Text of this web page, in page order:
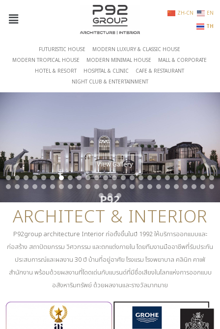
ZH-CN
EN
TH
FUTURISTIC HOUSE
MODERN LUXURY & CLASSIC HOUSE
MODERN TROPICAL HOUSE
MODERN MINIMAL HOUSE
MALL & CORPORATE
HOTEL & RESORT
HOSPITAL & CLINIC
CAFE & RESTAURANT
NIGHT CLUB & ENTERTAINMENT
View Gallery
ARCHITECT & INTERIOR
P92group architecture Interior ก่อตั้งขึ้นในปี 1992 ให้บริการออกแบบและ
ก่อสร้าง สถาปัตยกรรม วิศวกรรม และตกแต่งภายใน โดยทีมงานมืออาชีพที่รับประกัน
ประสบการณ์และผลงาน 30 ปี บ้านที่อยู่อาศัย โรงแรม โรงพยาบาล คลินิก คาเฟ่
สำนักงาน พร้อมด้วยผลงานที่โดดเด่นกับแบรนด์ที่มีชื่อเสียงในโลกแห่งการออกแบบ
อสังหาริมทรัพย์ ด้วยผลงานและรางวัลมากมาย